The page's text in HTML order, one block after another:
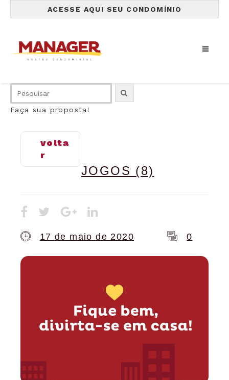
ACESSE AQUI SEU CONDOMÍNIO
Faça sua proposta!
volta
r
JOGOS (8)
17 de maio de 2020 0